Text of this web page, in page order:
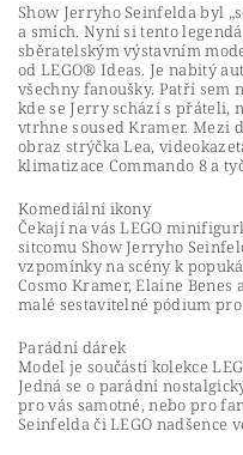
Show Jerryho Seinfelda byl
a smích. Nyní si tento
sběratelským výstavním
od LEGO® Ideas. Je nabitý
všechny fanoušky. Patří sem
kde se Jerry schází s přáteli,
vtrhne soused Kramer. Mezi
obraz strýčka Lea,
klimatizace Commando 8 a
Komediální ikony
Čekají na vás LEGO
sitcomu Show Jerryho
vzpomínky na scény k
Cosmo Kramer, Elaine Benes
malé sestavitelné pódium
Parádní dárek
Model je součástí kolekce
Jedná se o parádní
pro vás samotné, nebo pro
Seinfelda či LEGO nadšence